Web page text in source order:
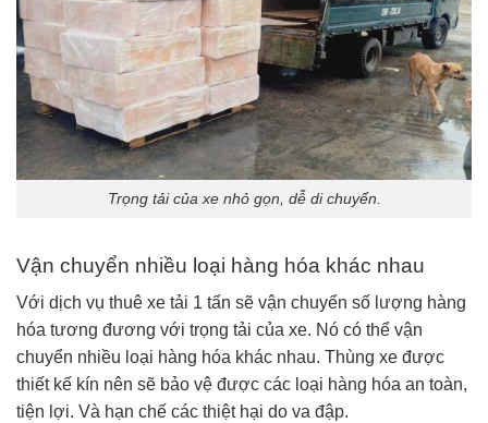
Trọng tải của xe nhỏ gọn, dễ di chuyển.
Vận chuyển nhiều loại hàng hóa khác nhau
Với dịch vụ thuê xe tải 1 tấn sẽ vận chuyển số lượng hàng
hóa tương đương với trọng tải của xe. Nó có thể vận
chuyển nhiều loại hàng hóa khác nhau. Thùng xe được
thiết kế kín nên sẽ bảo vệ được các loại hàng hóa an toàn,
tiện lợi. Và hạn chế các thiệt hại do va đập.